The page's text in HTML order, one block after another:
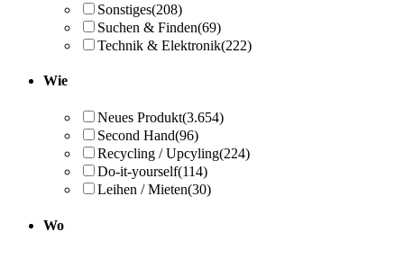
Sonstiges(208)
Suchen & Finden(69)
Technik & Elektronik(222)
Wie
Neues Produkt(3.654)
Second Hand(96)
Recycling / Upcyling(224)
Do-it-yourself(114)
Leihen / Mieten(30)
Wo